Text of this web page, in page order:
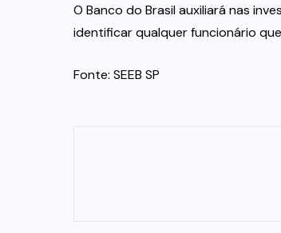
O Banco do Brasil auxiliará nas
identificar qualquer funcionário
Fonte: SEEB SP